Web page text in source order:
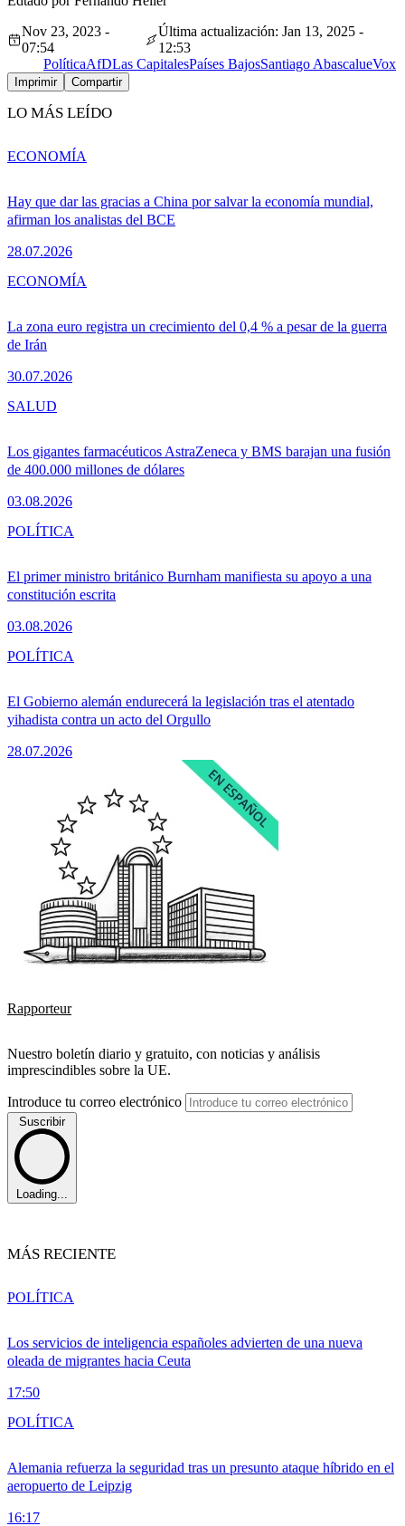
Nov 23, 2023 -
07:54
Última actualización: Jan 13, 2025 -
12:53
PolíticaAfDLas CapitalesPaíses BajosSantiago AbascalueVox
Imprimir Compartir
LO MÁS LEÍDO
Hay que dar las gracias a China por salvar la economía mundial,
afirman los analistas del BCE
28.07.2026
ECONOMÍA
La zona euro registra un crecimiento del 0,4 % a pesar de la guerra
de Irán
30.07.2026
ECONOMÍA
Los gigantes farmacéuticos AstraZeneca y BMS barajan una fusión
de 400.000 millones de dólares
03.08.2026
SALUD
El primer ministro británico Burnham manifiesta su apoyo a una
constitución escrita
03.08.2026
POLÍTICA
El Gobierno alemán endurecerá la legislación tras el atentado
yihadista contra un acto del Orgullo
28.07.2026
POLÍTICA
Rapporteur
Nuestro boletín diario y gratuito, con noticias y análisis
imprescindibles sobre la UE.
Introduce tu correo electrónico
Suscribir
Loading...
MÁS RECIENTE
Los servicios de inteligencia españoles advierten de una nueva
oleada de migrantes hacia Ceuta
17:50
POLÍTICA
Alemania refuerza la seguridad tras un presunto ataque híbrido en el
aeropuerto de Leipzig
16:17
POLÍTICA